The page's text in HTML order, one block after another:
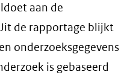
aan de
de rapportage blijkt
onderzoeksgegevens
is gebaseerd